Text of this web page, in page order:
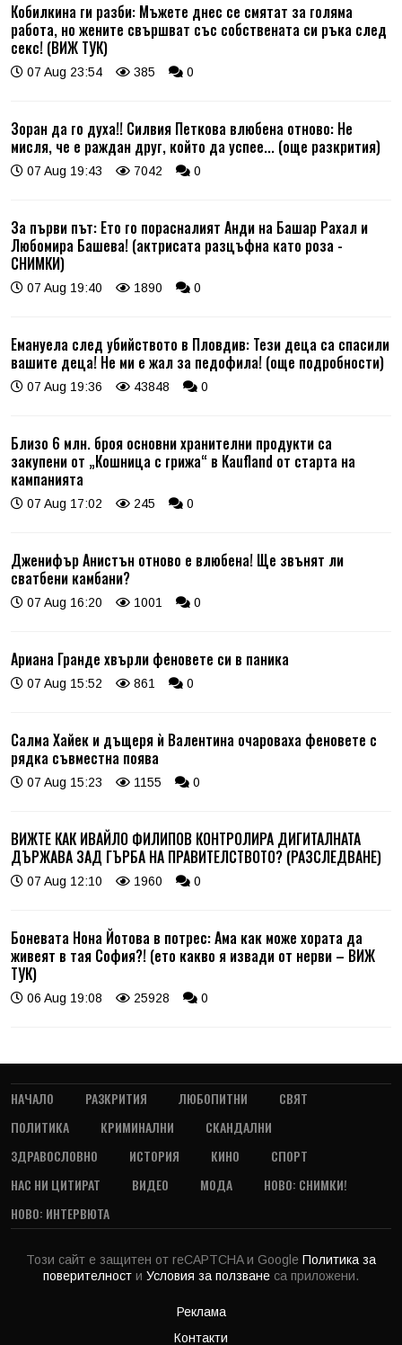
Кобилкина ги разби: Мъжете днес се смятат за голяма
работа, но жените свършват със собствената си ръка след
секс! (ВИЖ ТУК)
07 Aug 23:54 385 0
Зоран да го духа!! Силвия Петкова влюбена отново: Не
мисля, че е раждан друг, който да успее... (още разкрития)
07 Aug 19:43 7042 0
За първи път: Ето го порасналият Анди на Башар Рахал и
Любомира Башева! (актрисата разцъфна като роза -
СНИМКИ)
07 Aug 19:40 1890 0
Емануела след убийството в Пловдив: Тези деца са спасили
вашите деца! Не ми е жал за педофила! (още подробности)
07 Aug 19:36 43848 0
Близо 6 млн. броя основни хранителни продукти са
закупени от „Кошница с грижа“ в Kaufland от старта на
кампанията
07 Aug 17:02 245 0
Дженифър Анистън отново е влюбена! Ще звънят ли
сватбени камбани?
07 Aug 16:20 1001 0
Ариана Гранде хвърли феновете си в паника
07 Aug 15:52 861 0
Салма Хайек и дъщеря ѝ Валентина очароваха феновете с
рядка съвместна поява
07 Aug 15:23 1155 0
ВИЖТЕ КАК ИВАЙЛО ФИЛИПОВ КОНТРОЛИРА ДИГИТАЛНАТА
ДЪРЖАВА ЗАД ГЪРБА НА ПРАВИТЕЛСТВОТО? (РАЗСЛЕДВАНЕ)
07 Aug 12:10 1960 0
Боневата Нона Йотова в потрес: Ама как може хората да
живеят в тая София?! (ето какво я извади от нерви – ВИЖ
ТУК)
06 Aug 19:08 25928 0
НАЧАЛО РАЗКРИТИЯ ЛЮБОПИТНИ
СВЯТ
ПОЛИТИКА
КРИМИНАЛНИ
СКАНДАЛНИ
ЗДРАВОСЛОВНО
ИСТОРИЯ КИНО
СПОРТ
НАС НИ ЦИТИРАТ
ВИДЕО МОДА
НОВО: СНИМКИ!
НОВО: ИНТЕРВЮТА
Този сайт е защитен от reCAPTCHA и Google Политика за
поверителност и Условия за ползване са приложени.
Реклама
Контакти